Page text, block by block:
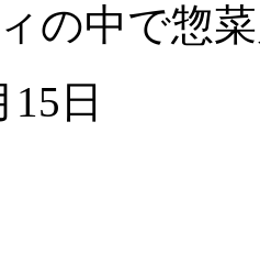
の中で惣
日